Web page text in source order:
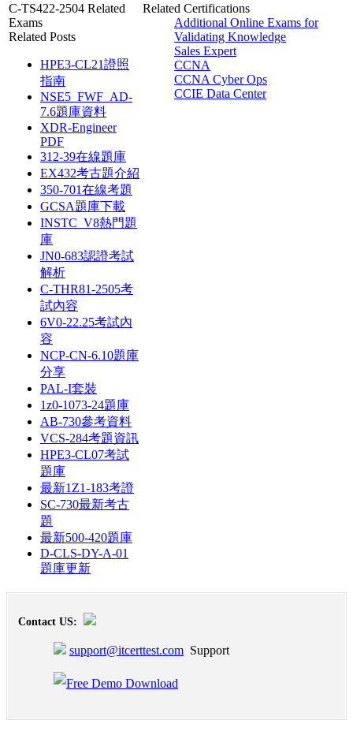
C-TS422-2504 Related
Exams
Related Posts
HPE3-CL21證照
指南
NSE5_FWF_AD-
7.6題庫資料
XDR-Engineer
PDF
312-39在線題庫
EX432考古題介紹
350-701在線考題
GCSA題庫下載
INSTC_V8熱門題
庫
JN0-683認證考試
解析
C-THR81-2505考
試內容
6V0-22.25考試內
容
NCP-CN-6.10題庫
分享
PAL-I套裝
1z0-1073-24題庫
AB-730參考資料
VCS-284考題資訊
HPE3-CL07考試
題庫
最新1Z1-183考證
SC-730最新考古
題
最新500-420題庫
D-CLS-DY-A-01
題庫更新
Related Certifications
Additional Online Exams for
Validating Knowledge
Sales Expert
CCNA
CCNA Cyber Ops
CCIE Data Center
Contact US:
support@itcerttest.com Support